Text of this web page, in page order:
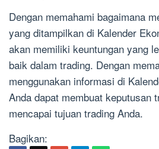
Dengan memahami bagaimana
yang ditampilkan di Kalender
akan memiliki keuntungan yang
baik dalam trading. Dengan
menggunakan informasi di
Anda dapat membuat keputusan
mencapai tujuan trading Anda.
Bagikan: